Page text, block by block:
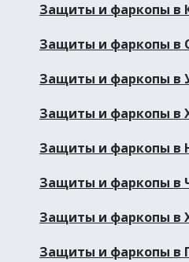
Защиты и фаркопы в
Защиты и фаркопы в
Защиты и фаркопы в
Защиты и фаркопы в
Защиты и фаркопы в
Защиты и фаркопы в
Защиты и фаркопы в
Защиты и фаркопы в